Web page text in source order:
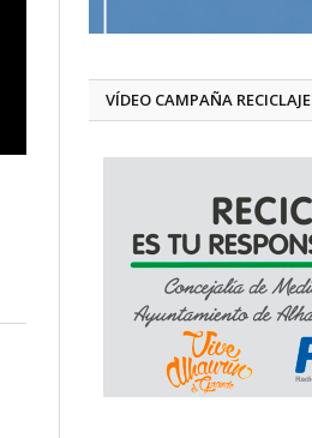
VÍDEO CAMPAÑA RECICLAJE